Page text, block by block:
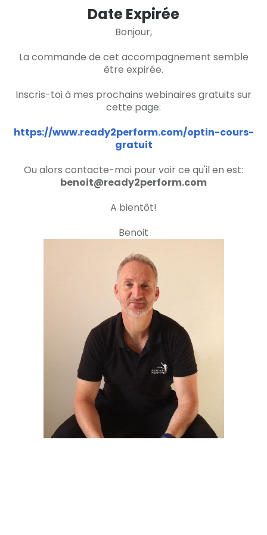
Date Expirée
Bonjour,
La commande de cet accompagnement semble
être expirée.
Inscris-toi à mes prochains webinaires gratuits sur
cette page:
https://www.ready2perform.com/optin-cours-
gratuit
Ou alors contacte-moi pour voir ce qu'il en est:
benoit@ready2perform.com
A bientôt!
Benoit